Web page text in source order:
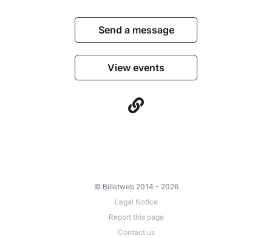
Send a message
View events
© Billetweb 2014 - 2026
Legal Notice
Report this page
Contact us